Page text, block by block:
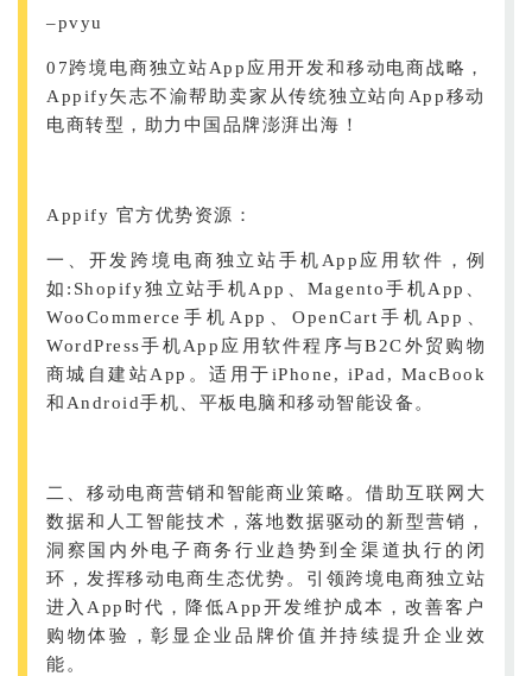
–pvyu
07跨境电商独立站App应用开发和移动电商战略，
Appify矢志不渝帮助卖家从传统独立站向App移动
电商转型，助力中国品牌澎湃出海！
Appify 官方优势资源：
一、开发跨境电商独立站手机App应用软件，例
如:Shopify独立站手机App、Magento手机App、
WooCommerce手机App、OpenCart手机App、
WordPress手机App应用软件程序与B2C外贸购物
商城自建站App。适用于iPhone, iPad, MacBook
和Android手机、平板电脑和移动智能设备。
二、移动电商营销和智能商业策略。借助互联网大
数据和人工智能技术，落地数据驱动的新型营销，
洞察国内外电子商务行业趋势到全渠道执行的闭
环，发挥移动电商生态优势。引领跨境电商独立站
进入App时代，降低App开发维护成本，改善客户
购物体验，彰显企业品牌价值并持续提升企业效
能。